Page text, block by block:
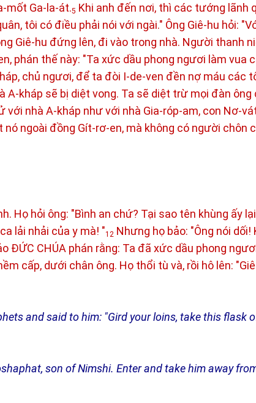
mốt Ga-la-át.5 Khi anh đến nơi, thì các tướng lãnh
tôi có điều phải nói với ngài." Ông Giê-hu hỏi:
Giê-hu đứng lên, đi vào trong nhà. Người thanh
phán thế này: "Ta xức dầu phong ngươi làm vua
chủ ngươi, để ta đòi I-de-ven đền nợ máu các
A-kháp sẽ bị diệt vong. Ta sẽ diệt trừ mọi đàn ông
với nhà A-kháp như với nhà Gia-róp-am, con Nơ-
nó ngoài đồng Gít-rơ-en, mà không có người chôn
Họ hỏi ông: "Bình an chứ? Tại sao tên khùng ấy
lải nhải của y mà! "12 Nhưng họ bảo: "Ông nói
ĐỨC CHÚA phán rằng: Ta đã xức dầu phong
cấp, dưới chân ông. Họ thổi tù và, rồi hô lên:
and said to him: "Gird your loins, take this flask
son of Nimshi. Enter and take him away